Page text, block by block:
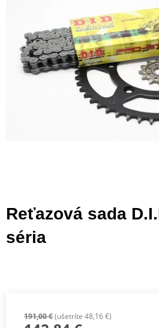
Reťazová sada
séria
191,00 €(ušetríte 48,16 €)